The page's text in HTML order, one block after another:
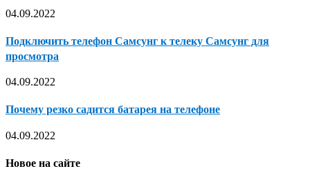
04.09.2022
Подключить телефон Самсунг к телеку Самсунг для
просмотра
04.09.2022
Почему резко садится батарея на телефоне
04.09.2022
Новое на сайте